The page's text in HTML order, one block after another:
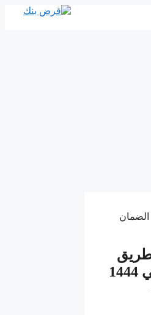
الضمان الاجتماعي 1444